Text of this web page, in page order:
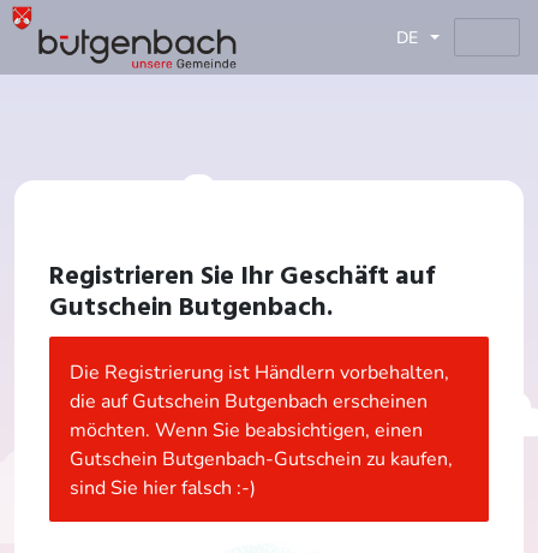
DE
Registrieren Sie Ihr Geschäft auf
Gutschein Butgenbach.
Die Registrierung ist Händlern vorbehalten,
die auf Gutschein Butgenbach erscheinen
möchten. Wenn Sie beabsichtigen, einen
Gutschein Butgenbach-Gutschein zu kaufen,
sind Sie hier falsch :-)